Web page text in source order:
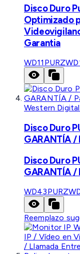
Disco Duro
Optimizado
Garantia
WD11PURZ
Western
Disco Duro
GARANTÍA
Disco Duro
GARANTÍA
WD43PURZ
Reemplazo